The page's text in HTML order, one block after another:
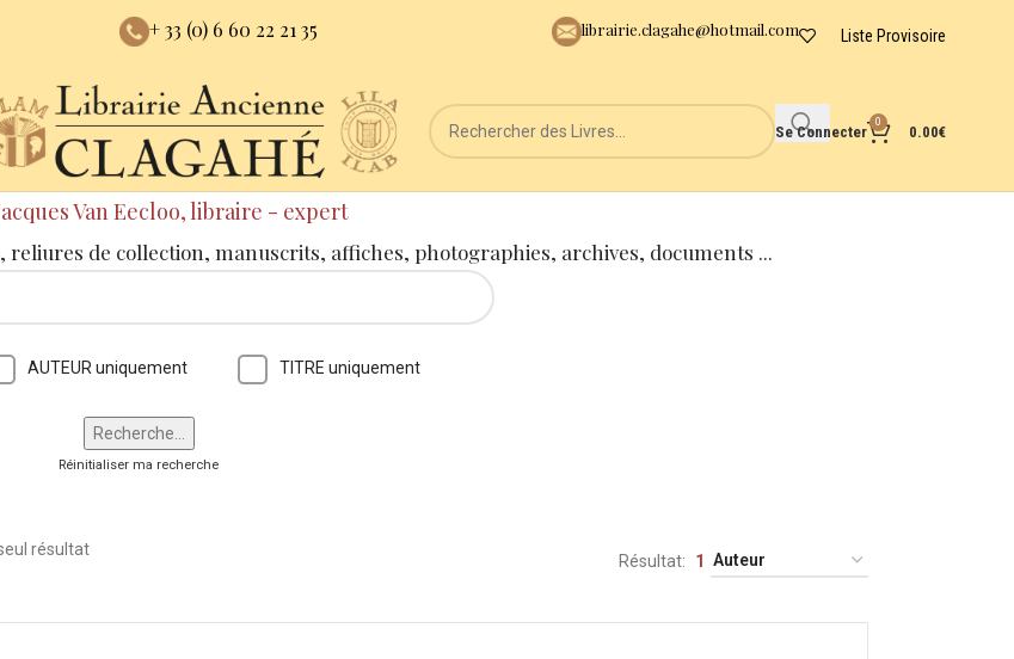
+ 33 (0) 6 60 22 21 35 librairie.clagahe@hotmail.com Liste Provisoire
Se Connecter
0
0.00€
Van Eecloo, libraire - expert
reliures de collection, manuscrits, affiches, photographies, archives, documents ...
AUTEUR uniquement TITRE uniquement
Réinitialiser ma recherche
résultat
Résultat 1